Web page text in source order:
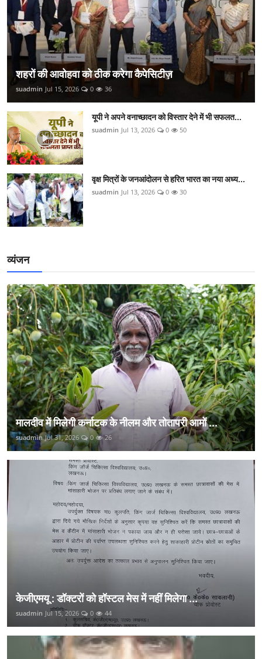
शहरों की आवोहवा को ठीक करेगा कैपेसिटीज़
suadmin Jul 15, 2026 0 36
यूपी ने अपने वनाच्छादन को विस्तार देने में भी सफलत...
suadmin Jul 13, 2026 0 50
वृक्ष मित्रों के जनआंदोलन से हरित भारत का नया अध्य...
suadmin Jul 13, 2026 0 30
व्यंजन
मालदीव में मिलेगी कर्नाटक के नीलम और तोतापरी आमों ...
suadmin Jul 31, 2026 0 26
केजीएमयू : डॉक्टरों को हॉस्टल मेस में नहीं मिलेगा ...
suadmin Jul 15, 2026 0 44